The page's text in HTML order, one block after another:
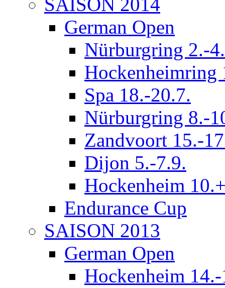
German Open
Nürburgring 2.-
Hockenheimring
Spa 18.-20.7.
Nürburgring 8.-
Zandvoort 15.-
Dijon 5.-7.9.
Hockenheim
Endurance Cup
SAISON 2013
German Open
Hockenheim